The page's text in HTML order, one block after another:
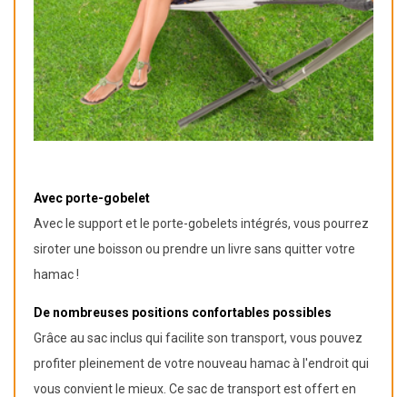
Avec porte-gobelet
Avec le support et le porte-gobelets intégrés, vous pourrez
siroter une boisson ou prendre un livre sans quitter votre
hamac !
De nombreuses positions confortables possibles
Grâce au sac inclus qui facilite son transport, vous pouvez
profiter pleinement de votre nouveau hamac à l'endroit qui
vous convient le mieux. Ce sac de transport est offert en